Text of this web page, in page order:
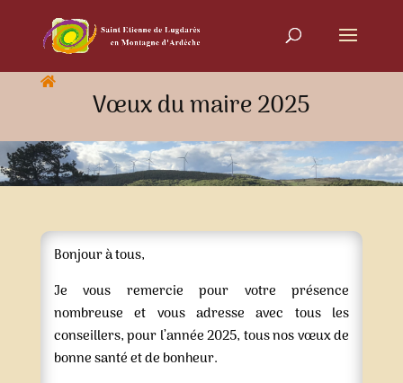
Vœux du maire 2025
Bonjour à tous,
Je vous remercie pour votre présence
nombreuse et vous adresse avec tous les
conseillers, pour l’année 2025, tous nos vœux de
bonne santé et de bonheur.